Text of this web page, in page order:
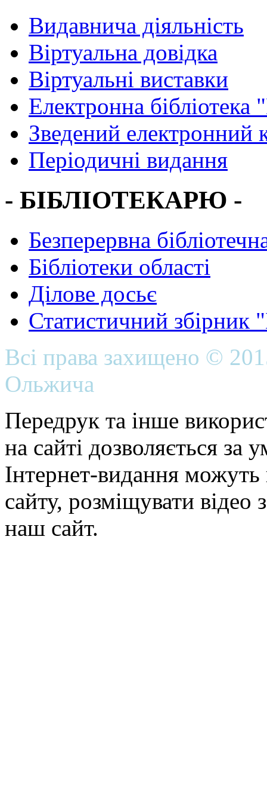
Видавнича діяльність
Віртуальна довідка
Віртуальні виставки
Електронна
Зведений електронний
Періодичні видання
- БІБЛІОТЕКАРЮ -
Безперервна
Бібліотеки області
Ділове досьє
Статистичний
Всі права захищено ©
Ольжича
Передрук та інше
на сайті дозволяється
Інтернет-видання можуть
сайту, розміщувати відео
наш сайт.